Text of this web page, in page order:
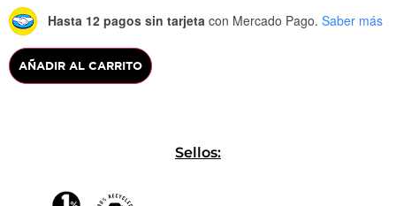
Hasta 12 pagos sin tarjeta con Mercado Pago. Saber más
AÑADIR AL CARRITO
Sellos: